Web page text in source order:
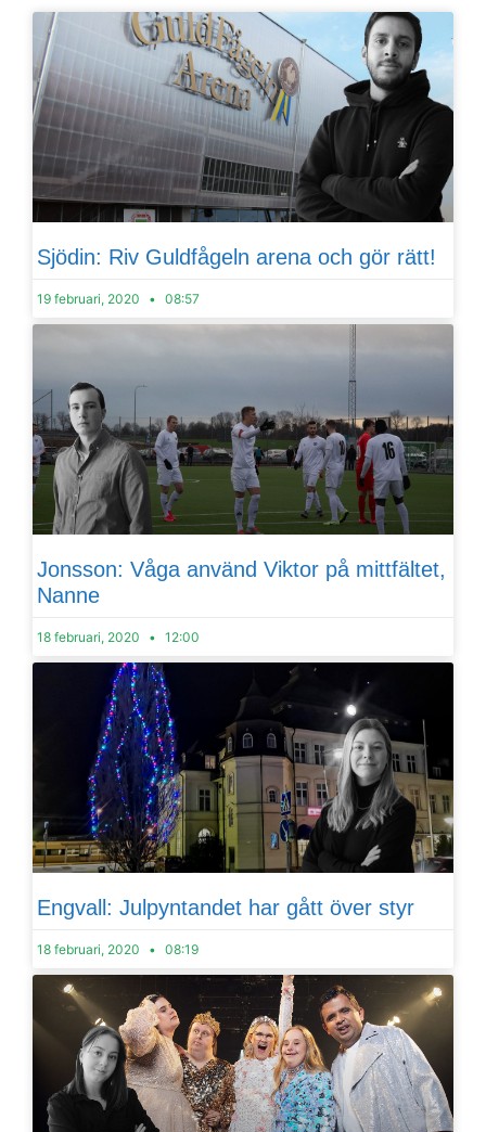
Sjödin: Riv Guldfågeln arena och gör rätt!
19 februari, 2020 08:57
Jonsson: Våga använd Viktor på mittfältet,
Nanne
18 februari, 2020 12:00
Engvall: Julpyntandet har gått över styr
18 februari, 2020 08:19